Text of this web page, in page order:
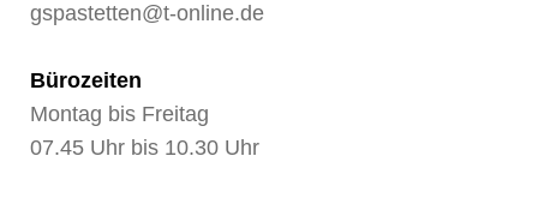
gspastetten@t-online.de
Bürozeiten
Montag bis Freitag
07.45 Uhr bis 10.30 Uhr